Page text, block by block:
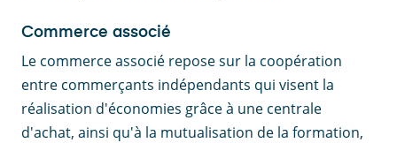
Commerce associé
Le commerce associé repose sur la coopération
entre commerçants indépendants qui visent la
réalisation d'économies grâce à une centrale
d'achat, ainsi qu'à la mutualisation de la formation,